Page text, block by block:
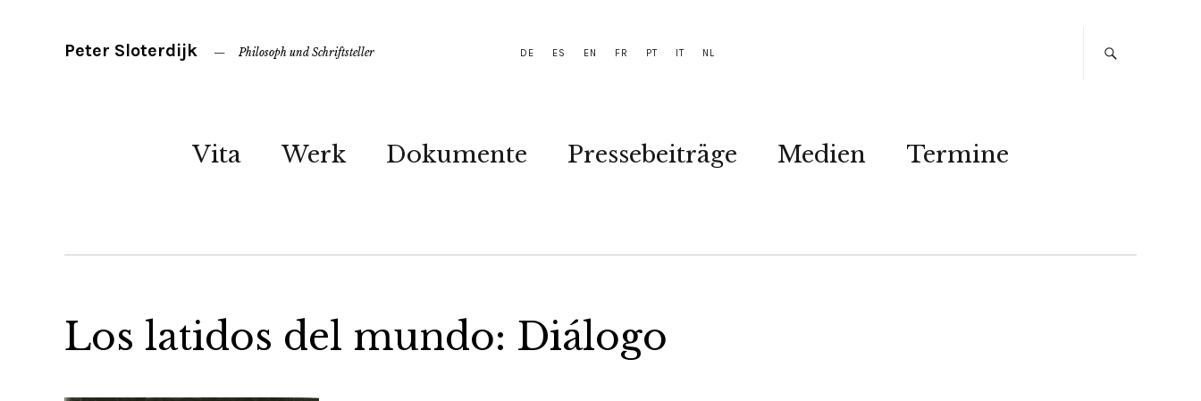
DE ES EN FR PT IT NL
Peter Sloterdijk Philosoph und Schriftsteller
Vita Werk Dokumente Pressebeiträge Medien Termine
Los latidos del mundo: Diálogo